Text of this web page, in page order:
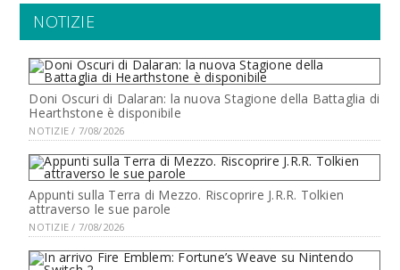
NOTIZIE
Doni Oscuri di Dalaran: la nuova Stagione della Battaglia di
Hearthstone è disponibile
NOTIZIE / 7/08/2026
Appunti sulla Terra di Mezzo. Riscoprire J.R.R. Tolkien
attraverso le sue parole
NOTIZIE / 7/08/2026